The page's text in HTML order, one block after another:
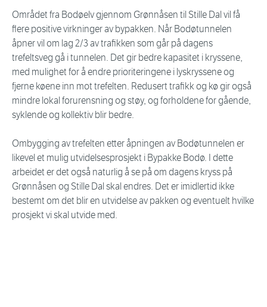
Området fra Bodøelv gjennom Grønnåsen til Stille Dal vil få
flere positive virkninger av bypakken. Når Bodøtunnelen
åpner vil om lag 2/3 av trafikken som går på dagens
trefeltsveg gå i tunnelen. Det gir bedre kapasitet i kryssene,
med mulighet for å endre prioriteringene i lyskryssene og
fjerne køene inn mot trefelten. Redusert trafikk og kø gir også
mindre lokal forurensning og støy, og forholdene for gående,
syklende og kollektiv blir bedre.
Ombygging av trefelten etter åpningen av Bodøtunnelen er
likevel et mulig utvidelsesprosjekt i Bypakke Bodø. I dette
arbeidet er det også naturlig å se på om dagens kryss på
Grønnåsen og Stille Dal skal endres. Det er imidlertid ikke
bestemt om det blir en utvidelse av pakken og eventuelt hvilke
prosjekt vi skal utvide med.